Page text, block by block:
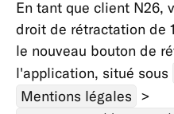
En tant que client N26,
droit de rétractation de
le nouveau bouton de
l'application, situé sous
Mentions légales >